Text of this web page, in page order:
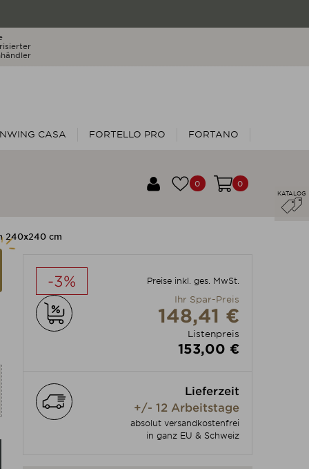
CASA FORTELLO PRO FORTANO
0 0
240x240 cm
individuell anpassen
-3%
Preise inkl. ges. MwSt.
Ihr Spar-Preis
148,41 €
Listenpreis
153,00 €
Lieferzeit
+/- 12 Arbeitstage
absolut versandkostenfrei
in ganz EU & Schweiz
KATALOG